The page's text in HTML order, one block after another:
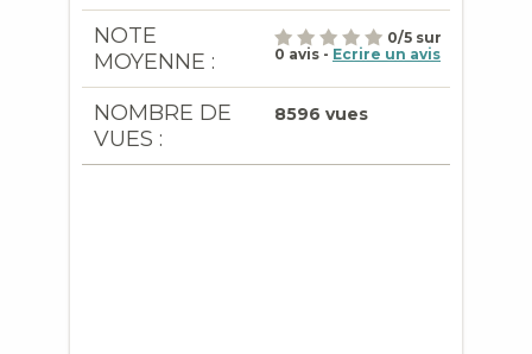
NOTE
MOYENNE :
0/5 sur
0 avis - Ecrire un avis
NOMBRE DE
VUES :
8596 vues